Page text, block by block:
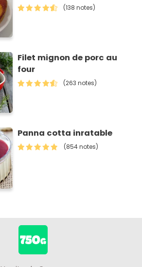
(138 notes)
Filet mignon de porc au
four
(263 notes)
Panna cotta inratable
(854 notes)